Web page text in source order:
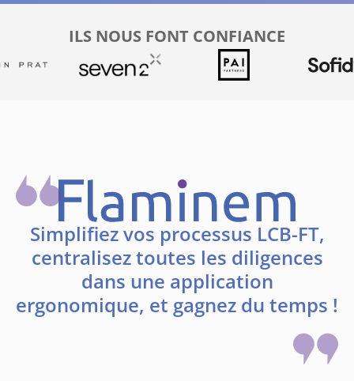
ILS NOUS FONT CONFIANCE
Simplifiez vos processus LCB-FT,
centralisez toutes les diligences
dans une application
ergonomique, et gagnez du temps !